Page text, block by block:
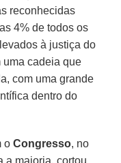
reconhecidas
4% de todos os
à justiça do
uma cadeia que
com uma grande
dentro do
oCongresso, no
a maioria, cortou